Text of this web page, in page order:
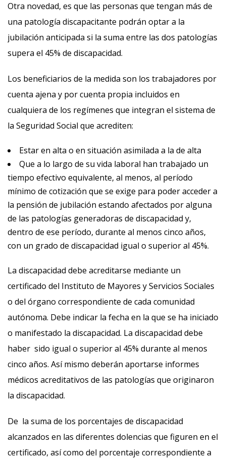
Otra novedad, es que las personas que tengan más de
una patología discapacitante podrán optar a la
jubilación anticipada si la suma entre las dos patologías
supera el 45% de discapacidad.
Los beneficiarios de la medida son los trabajadores por
cuenta ajena y por cuenta propia incluidos en
cualquiera de los regímenes que integran el sistema de
la Seguridad Social que acrediten:
Estar en alta o en situación asimilada a la de alta
Que a lo largo de su vida laboral han trabajado un
tiempo efectivo equivalente, al menos, al período
mínimo de cotización que se exige para poder acceder a
la pensión de jubilación estando afectados por alguna
de las patologías generadoras de discapacidad y,
dentro de ese período, durante al menos cinco años,
con un grado de discapacidad igual o superior al 45%.
La discapacidad debe acreditarse mediante un
certificado del Instituto de Mayores y Servicios Sociales
o del órgano correspondiente de cada comunidad
autónoma. Debe indicar la fecha en la que se ha iniciado
o manifestado la discapacidad. La discapacidad debe
haber sido igual o superior al 45% durante al menos
cinco años. Así mismo deberán aportarse informes
médicos acreditativos de las patologías que originaron
la discapacidad.
De la suma de los porcentajes de discapacidad
alcanzados en las diferentes dolencias que figuren en el
certificado, así como del porcentaje correspondiente a